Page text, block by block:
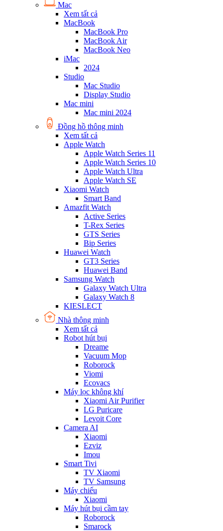
Mac
Xem tất cả
MacBook
MacBook Pro
MacBook Air
MacBook Neo
iMac
2024
Studio
Mac Studio
Display Studio
Mac mini
Mac mini 2024
Đồng hồ thông minh
Xem tất cả
Apple Watch
Apple Watch Series 11
Apple Watch Series 10
Apple Watch Ultra
Apple Watch SE
Xiaomi Watch
Smart Band
Amazfit Watch
Active Series
T-Rex Series
GTS Series
Bip Series
Huawei Watch
GT3 Series
Huawei Band
Samsung Watch
Galaxy Watch Ultra
Galaxy Watch 8
KIESLECT
Nhà thông minh
Xem tất cả
Robot hút bụi
Dreame
Vacuum Mop
Roborock
Viomi
Ecovacs
Máy lọc không khí
Xiaomi Air Purifier
LG Puricare
Levoit Core
Camera AI
Xiaomi
Ezviz
Imou
Smart Tivi
TV Xiaomi
TV Samsung
Máy chiếu
Xiaomi
Máy hút bụi cầm tay
Roborock
Smarock